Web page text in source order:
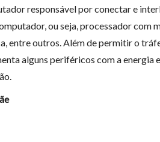
responsável por conectar e
ou seja, processador com
entre outros. Além de permitir o
alguns periféricos com a energia